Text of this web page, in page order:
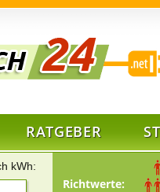
RATGEBER
kWh:
Richtwerte: